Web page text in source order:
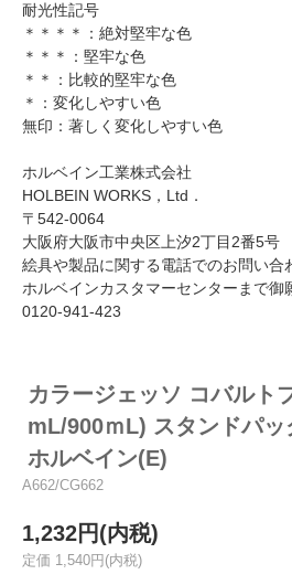
耐光性記号
＊＊＊＊：絶対堅牢な色
＊＊＊：堅牢な色
＊＊：比較的堅牢な色
＊：変化しやすい色
無印：著しく変化しやすい色
ホルベイン工業株式会社
HOLBEIN WORKS，Ltd．
〒542-0064
大阪府大阪市中央区上汐2丁目2番5号
絵具や製品に関する電話でのお問い合
ホルベインカスタマーセンターまで御
0120-941-423
カラージェッソ コバルト
mL/900ｍL) スタンドパ
ホルベイン(E)
A662/CG662
1,232円(内税)
定価 1,540円(内税)